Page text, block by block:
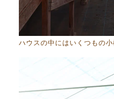
ハウスの中にはいくつもの